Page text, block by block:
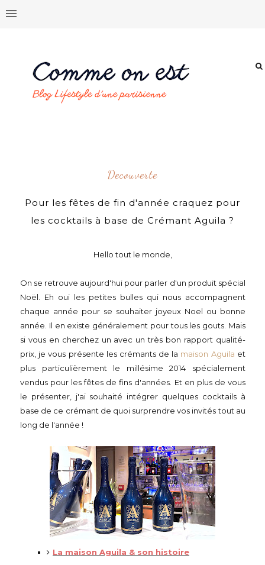
Decouverte
Pour les fêtes de fin d'année craquez pour
les cocktails à base de Crémant Aguila ?
Hello tout le monde,
On se retrouve aujourd'hui pour parler d'un produit spécial
Noël. Eh oui les petites bulles qui nous accompagnent
chaque année pour se souhaiter joyeux Noel ou bonne
année. Il en existe généralement pour tous les gouts. Mais
si vous en cherchez un avec un très bon rapport qualité-
prix, je vous présente les crémants de la maison Aguila et
plus particulièrement le millésime 2014 spécialement
vendus pour les fêtes de fins d'années. Et en plus de vous
le présenter, j'ai souhaité intégrer quelques cocktails à
base de ce crémant de quoi surprendre vos invités tout au
long de l'année !
La maison Aguila & son histoire